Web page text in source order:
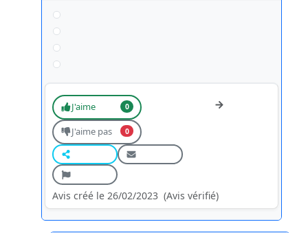
J'aime 0
J'aime pas 0
Avis créé le 26/02/2023 (Avis vérifié)